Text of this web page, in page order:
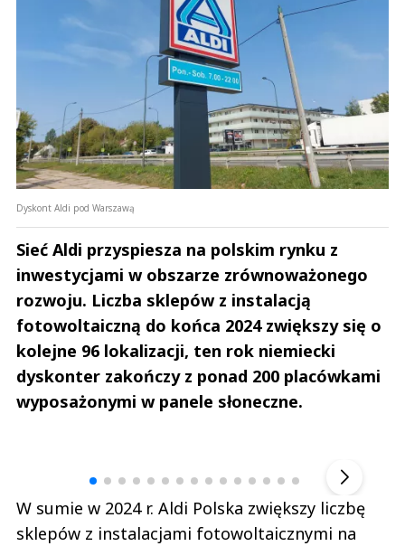
Dyskont Aldi pod Warszawą
Sieć Aldi przyspiesza na polskim rynku z
inwestycjami w obszarze zrównoważonego
rozwoju. Liczba sklepów z instalacją
fotowoltaiczną do końca 2024 zwiększy się o
kolejne 96 lokalizacji, ten rok niemiecki
dyskonter zakończy z ponad 200 placówkami
wyposażonymi w panele słoneczne.
W sumie w 2024 r. Aldi Polska zwiększy liczbę
sklepów z instalacjami fotowoltaicznymi na